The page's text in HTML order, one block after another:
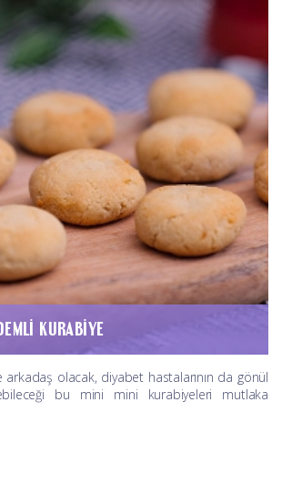
KURABIYE
arkadaş olacak, diyabet hastalarının da gönül
bu mini mini kurabiyeleri mutlaka